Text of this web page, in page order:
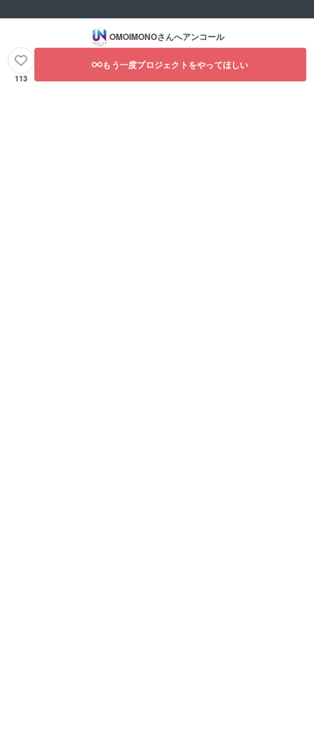
OMOIMONOさんへアンコール
113
もう一度プロジェクトをやってほしい